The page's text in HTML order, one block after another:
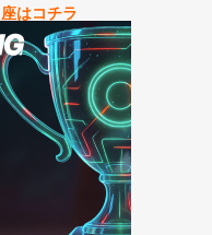
はコチラ